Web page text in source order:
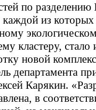
по
каждой из
кластеру, стало
новой
департамента
Карякин.
в